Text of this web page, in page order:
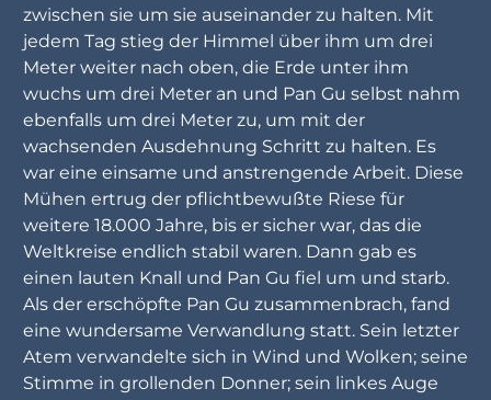
zwischen sie um sie auseinander zu halten. Mit
jedem Tag stieg der Himmel über ihm um drei
Meter weiter nach oben, die Erde unter ihm
wuchs um drei Meter an und Pan Gu selbst nahm
ebenfalls um drei Meter zu, um mit der
wachsenden Ausdehnung Schritt zu halten. Es
war eine einsame und anstrengende Arbeit. Diese
Mühen ertrug der pflichtbewußte Riese für
weitere 18.000 Jahre, bis er sicher war, das die
Weltkreise endlich stabil waren. Dann gab es
einen lauten Knall und Pan Gu fiel um und starb.
Als der erschöpfte Pan Gu zusammenbrach, fand
eine wundersame Verwandlung statt. Sein letzter
Atem verwandelte sich in Wind und Wolken; seine
Stimme in grollenden Donner; sein linkes Auge